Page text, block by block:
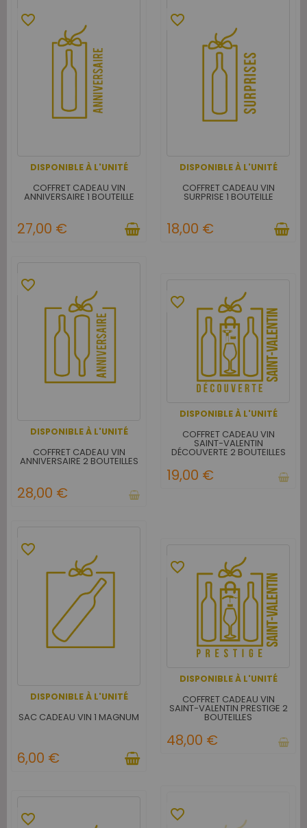
DISPONIBLE À L'UNITÉ
favorite_border
COFFRET CADEAU VIN
ANNIVERSAIRE 1 BOUTEILLE
27,00 €
DISPONIBLE À L'UNITÉ
favorite_border
COFFRET CADEAU VIN
SURPRISE 1 BOUTEILLE
18,00 €
DISPONIBLE À L'UNITÉ
favorite_border
COFFRET CADEAU VIN
ANNIVERSAIRE 2 BOUTEILLES
28,00 €
DISPONIBLE À L'UNITÉ
favorite_border
COFFRET CADEAU VIN
SAINT-VALENTIN
DÉCOUVERTE 2 BOUTEILLES
19,00 €
DISPONIBLE À L'UNITÉ
favorite_border
SAC CADEAU VIN 1 MAGNUM
6,00 €
DISPONIBLE À L'UNITÉ
favorite_border
COFFRET CADEAU VIN
SAINT-VALENTIN PRESTIGE 2
BOUTEILLES
48,00 €
favorite_border favorite_border